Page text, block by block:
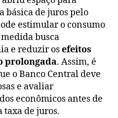
básica de juros pelo
estimular o consumo
busca
e reduzir osefeitos
prolongada. Assim, é
o Banco Central deve
e avaliar
econômicos antes de
de juros.